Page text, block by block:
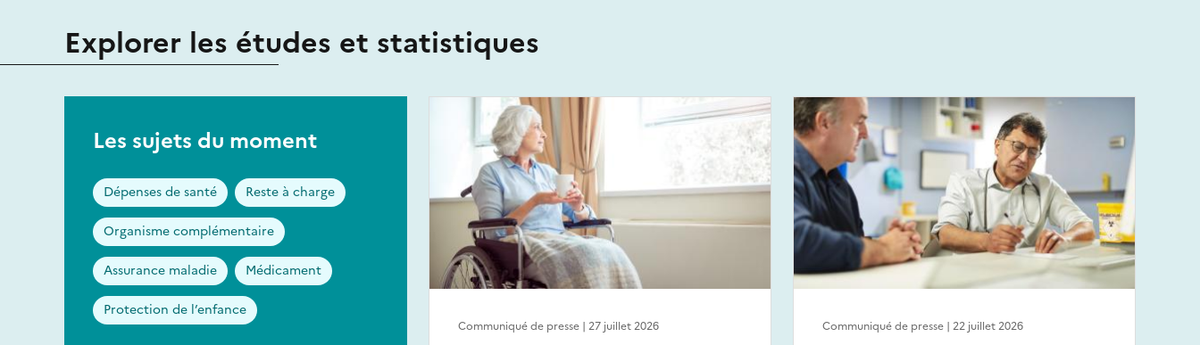
Explorer les études et statistiques
Les sujets du moment
Dépenses de santé Reste à charge
Organisme complémentaire
Assurance maladie Médicament
Protection de l’enfance
Communiqué de presse | 27 juillet 2026 Communiqué de presse | 22 juillet 2026